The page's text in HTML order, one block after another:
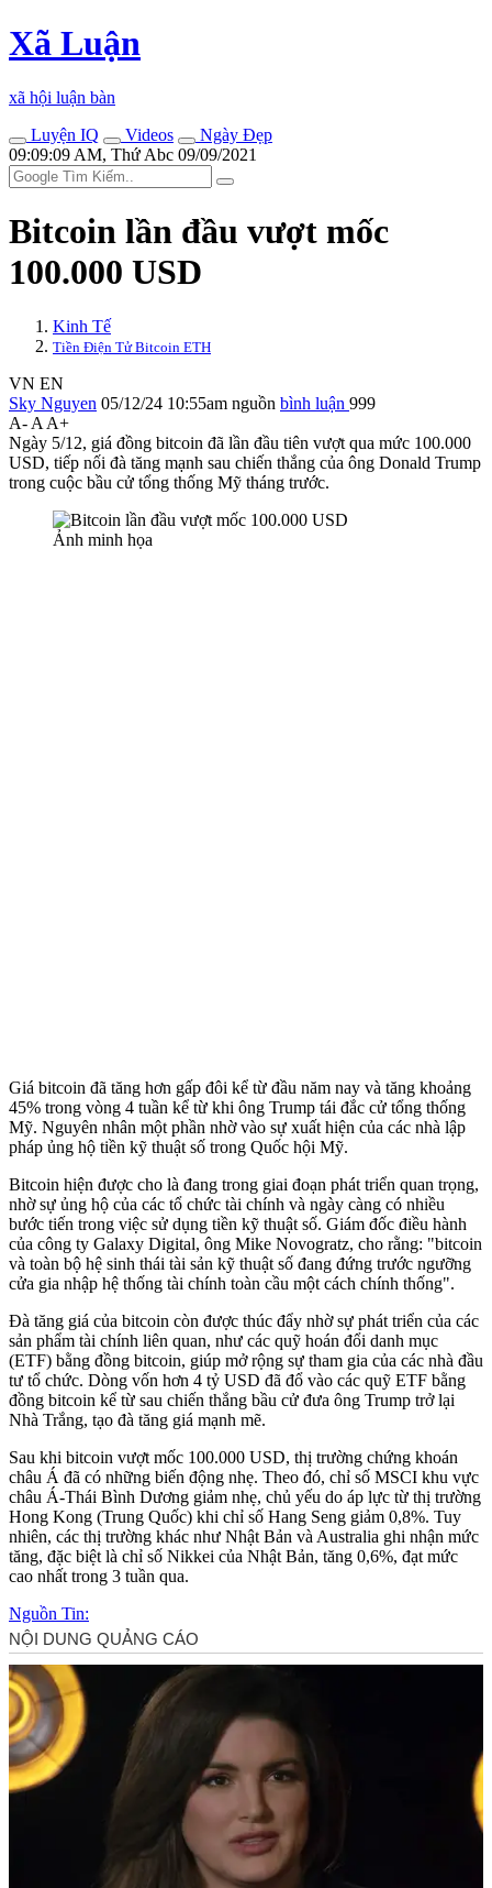
Xã Luận
xã hội luận bàn
Luyện IQ
Videos
Ngày Đẹp
09:09:09 AM, Thứ Abc 09/09/2021
Bitcoin lần đầu vượt mốc
100.000 USD
Kinh Tế
Tiền Điện Tử Bitcoin ETH
VN EN
Sky Nguyen 05/12/24 10:55am nguồn bình luận 999
A- A A+
Ngày 5/12, giá đồng bitcoin đã lần đầu tiên vượt qua mức 100.000
USD, tiếp nối đà tăng mạnh sau chiến thắng của ông Donald Trump
trong cuộc bầu cử tổng thống Mỹ tháng trước.
Ảnh minh họa
Giá bitcoin đã tăng hơn gấp đôi kể từ đầu năm nay và tăng khoảng
45% trong vòng 4 tuần kể từ khi ông Trump tái đắc cử tổng thống
Mỹ. Nguyên nhân một phần nhờ vào sự xuất hiện của các nhà lập
pháp ủng hộ tiền kỹ thuật số trong Quốc hội Mỹ.
Bitcoin hiện được cho là đang trong giai đoạn phát triển quan trọng,
nhờ sự ủng hộ của các tổ chức tài chính và ngày càng có nhiều
bước tiến trong việc sử dụng tiền kỹ thuật số. Giám đốc điều hành
của công ty Galaxy Digital, ông Mike Novogratz, cho rằng: "bitcoin
và toàn bộ hệ sinh thái tài sản kỹ thuật số đang đứng trước ngưỡng
cửa gia nhập hệ thống tài chính toàn cầu một cách chính thống".
Đà tăng giá của bitcoin còn được thúc đẩy nhờ sự phát triển của các
sản phẩm tài chính liên quan, như các quỹ hoán đổi danh mục
(ETF) bằng đồng bitcoin, giúp mở rộng sự tham gia của các nhà đầu
tư tổ chức. Dòng vốn hơn 4 tỷ USD đã đổ vào các quỹ ETF bằng
đồng bitcoin kể từ sau chiến thắng bầu cử đưa ông Trump trở lại
Nhà Trắng, tạo đà tăng giá mạnh mẽ.
Sau khi bitcoin vượt mốc 100.000 USD, thị trường chứng khoán
châu Á đã có những biến động nhẹ. Theo đó, chỉ số MSCI khu vực
châu Á-Thái Bình Dương giảm nhẹ, chủ yếu do áp lực từ thị trường
Hong Kong (Trung Quốc) khi chỉ số Hang Seng giảm 0,8%. Tuy
nhiên, các thị trường khác như Nhật Bản và Australia ghi nhận mức
tăng, đặc biệt là chỉ số Nikkei của Nhật Bản, tăng 0,6%, đạt mức
cao nhất trong 3 tuần qua.
Nguồn Tin: